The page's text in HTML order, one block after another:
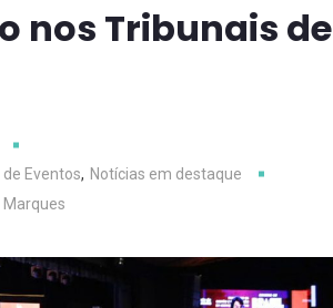
nos Tribunais de
de Eventos, Notícias em destaque
Marques